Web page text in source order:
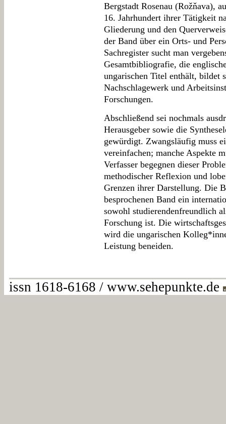
Bergstadt Rosenau (Rožňava),
16. Jahrhundert ihrer Tätigkeit
Gliederung und den
der Band über ein Orts- und
Sachregister sucht man
Gesamtbibliografie, die
ungarischen Titel enthält, bildet
Nachschlagewerk und
Forschungen.
Abschließend sei nochmals
Herausgeber sowie die
gewürdigt. Zwangsläufig muss
vereinfachen; manche Aspekte
Verfasser begegnen dieser
methodischer Reflexion und
Grenzen ihrer Darstellung. Die
besprochenen Band ein
sowohl studierendenfreundlich
Forschung ist. Die
wird die ungarischen
Leistung beneiden.
issn 1618-6168 / www.sehepunkte.de